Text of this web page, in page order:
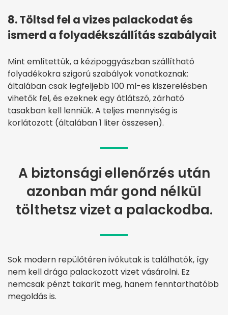
8. Töltsd fel a vizes palackodat és
ismerd a folyadékszállítás szabályait
Mint említettük, a kézipoggyászban szállítható
folyadékokra szigorú szabályok vonatkoznak:
általában csak legfeljebb 100 ml-es kiszerelésben
vihetők fel, és ezeknek egy átlátszó, zárható
tasakban kell lenniük. A teljes mennyiség is
korlátozott (általában 1 liter összesen).
A biztonsági ellenőrzés után
azonban már gond nélkül
tölthetsz vizet a palackodba.
Sok modern repülőtéren ivókutak is találhatók, így
nem kell drága palackozott vizet vásárolni. Ez
nemcsak pénzt takarít meg, hanem fenntarthatóbb
megoldás is.